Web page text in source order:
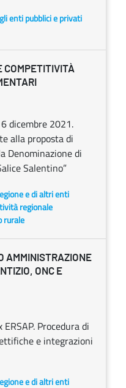
enti pubblici e privati
COMPETITIVITÀ
dicembre 2021.
alla proposta di
Denominazione di
Salentino”
e di altri enti
regionale
rurale
AMMINISTRAZIONE
ONC E
Procedura di
e integrazioni
e di altri enti